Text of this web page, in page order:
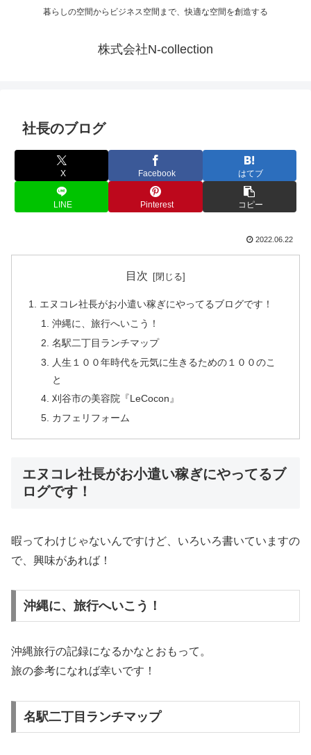
暮らしの空間からビジネス空間まで、快適な空間を創造する
株式会社N-collection
社長のブログ
X Facebook はてブ
LINE Pinterest コピー
2022.06.22
目次
エヌコレ社長がお小遣い稼ぎにやってるブログです！
沖縄に、旅行へいこう！
名駅二丁目ランチマップ
人生１００年時代を元気に生きるための１００のこ
と
刈谷市の美容院『LeCocon』
カフェリフォーム
エヌコレ社長がお小遣い稼ぎにやってるブ
ログです！
暇ってわけじゃないんですけど、いろいろ書いていますの
で、興味があれば！
沖縄に、旅行へいこう！
沖縄旅行の記録になるかなとおもって。
旅の参考になれば幸いです！
名駅二丁目ランチマップ